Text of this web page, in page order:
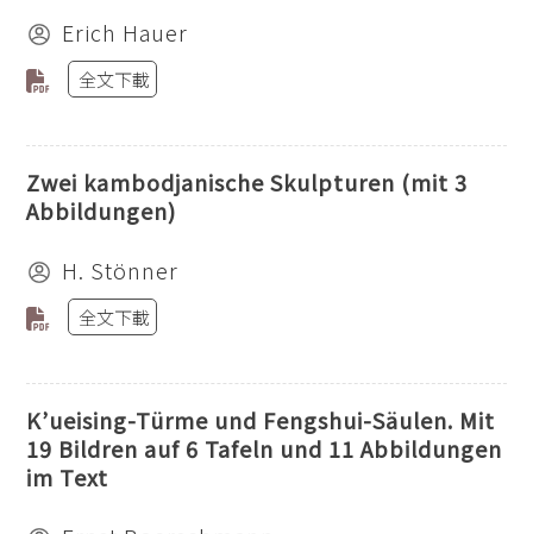
Erich Hauer
全文下載
Zwei kambodjanische Skulpturen (mit 3
Abbildungen)
H. Stönner
全文下載
K’ueising-Türme und Fengshui-Säulen. Mit
19 Bildren auf 6 Tafeln und 11 Abbildungen
im Text